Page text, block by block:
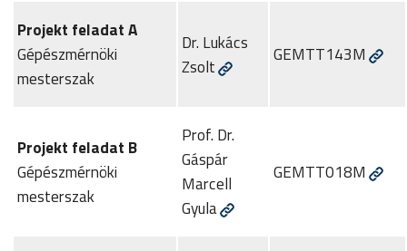
Projekt feladat A
Gépészmérnöki
mesterszak
Dr. Lukács
Zsolt
GEMTT143M
Projekt feladat B
Gépészmérnöki
mesterszak
Prof. Dr.
Gáspár
Marcell
Gyula
GEMTT018M